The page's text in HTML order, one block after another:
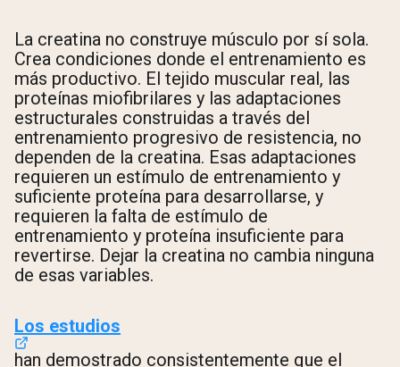
La creatina no construye músculo por sí sola.
Crea condiciones donde el entrenamiento es
más productivo. El tejido muscular real, las
proteínas miofibrilares y las adaptaciones
estructurales construidas a través del
entrenamiento progresivo de resistencia, no
dependen de la creatina. Esas adaptaciones
requieren un estímulo de entrenamiento y
suficiente proteína para desarrollarse, y
requieren la falta de estímulo de
entrenamiento y proteína insuficiente para
revertirse. Dejar la creatina no cambia ninguna
de esas variables.
Los estudios
han demostrado consistentemente que el